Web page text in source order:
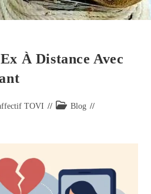
À Distance Avec
TOVI
Blog